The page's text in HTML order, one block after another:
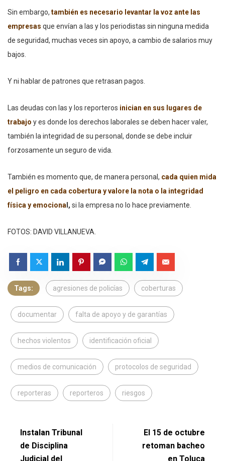
Sin embargo, también es necesario levantar la voz ante las
empresas que envían a las y los periodistas sin ninguna medida
de seguridad, muchas veces sin apoyo, a cambio de salarios muy
bajos.
Y ni hablar de patrones que retrasan pagos.
Las deudas con las y los reporteros inician en sus lugares de
trabajo y es donde los derechos laborales se deben hacer valer,
también la integridad de su personal, donde se debe incluir
forzosamente un seguro de vida.
También es momento que, de manera personal, cada quien mida
el peligro en cada cobertura y valore la nota o la integridad
física y emociona l, si la empresa no lo hace previamente.
FOTOS: DAVID VILLANUEVA.
Tags: agresiones de policías coberturas
documentar falta de apoyo y de garantías
hechos violentos identificación oficial
medios de comunicación protocolos de seguridad
reporteras reporteros riesgos
Instalan Tribunal
de Disciplina
Judicial del
El 15 de octubre
retoman bacheo
en Toluca